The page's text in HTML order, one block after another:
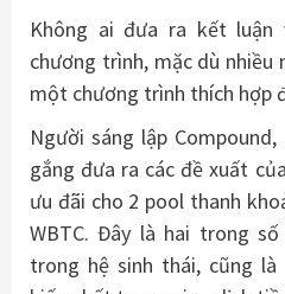
Không ai đưa ra kết
chương trình, mặc dù nhiều
một chương trình thích hợp
Người sáng lập
gắng đưa ra các đề xuất
ưu đãi cho 2 pool thanh
WBTC. Đây là hai trong
trong hệ sinh thái, cũng